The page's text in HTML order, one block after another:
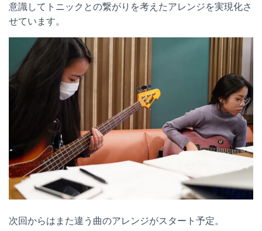
意識してトニックとの繋がりを考えたアレンジを実現化さ
せています。
次回からはまた違う曲のアレンジがスタート予定。